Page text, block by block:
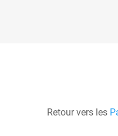
Retour vers les